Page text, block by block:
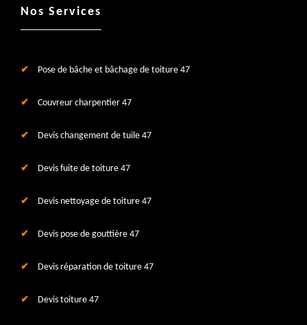
Nos Services
Pose de bâche et bâchage de toiture 47
Couvreur charpentier 47
Devis changement de tuile 47
Devis fuite de toiture 47
Devis nettoyage de toiture 47
Devis pose de gouttière 47
Devis réparation de toiture 47
Devis toiture 47